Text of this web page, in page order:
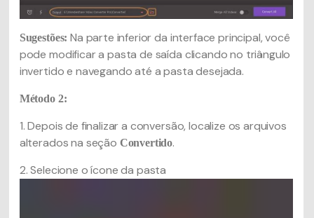
Sugestões: Na parte inferior da interface principal, você
pode modificar a pasta de saída clicando no triângulo
invertido e navegando até a pasta desejada.
Método 2:
1. Depois de finalizar a conversão, localize os arquivos
alterados na seção Convertido.
2. Selecione o ícone da pasta